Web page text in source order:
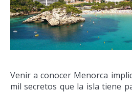
Venir a conocer Menorca
mil secretos que la isla tiene